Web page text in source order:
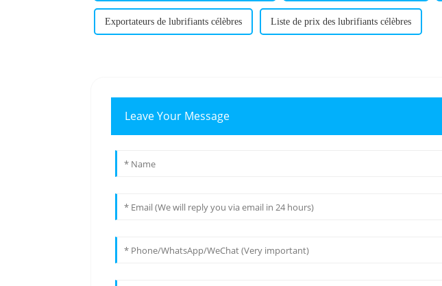
Exportateurs de lubrifiants célèbres Liste de prix des lubrifiants célèbres
Leave Your Message